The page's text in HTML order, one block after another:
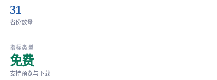
31
省份数量
指标类型
免费
支持预览与下载